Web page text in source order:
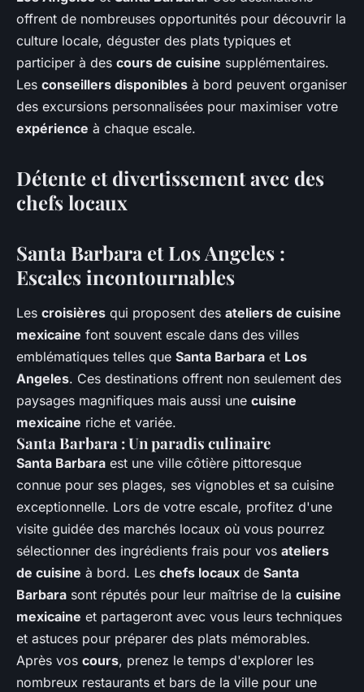
offrent de nombreuses opportunités pour découvrir la
culture locale, déguster des plats typiques et
participer à des cours de cuisine supplémentaires.
Les conseillers disponibles à bord peuvent organiser
des excursions personnalisées pour maximiser votre
expérience à chaque escale.
Détente et divertissement avec des
chefs locaux
Santa Barbara et Los Angeles :
Escales incontournables
Les croisières qui proposent des ateliers de cuisine
mexicaine font souvent escale dans des villes
emblématiques telles que Santa Barbara et Los
Angeles. Ces destinations offrent non seulement des
paysages magnifiques mais aussi une cuisine
mexicaine riche et variée.
Santa Barbara : Un paradis culinaire
Santa Barbara est une ville côtière pittoresque
connue pour ses plages, ses vignobles et sa cuisine
exceptionnelle. Lors de votre escale, profitez d'une
visite guidée des marchés locaux où vous pourrez
sélectionner des ingrédients frais pour vos ateliers
de cuisine à bord. Les chefs locaux de Santa
Barbara sont réputés pour leur maîtrise de la cuisine
mexicaine et partageront avec vous leurs techniques
et astuces pour préparer des plats mémorables.
Après vos cours, prenez le temps d'explorer les
nombreux restaurants et bars de la ville pour une